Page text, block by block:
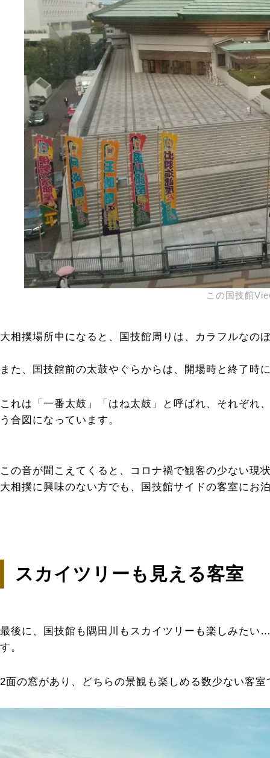
この国技館
大相撲場所中になると、国技館周りは、カラフルなの
また、国技館前の太鼓やぐらからは、開場時と終了時
これは「一番太鼓」「はね太鼓」と呼ばれ、それぞれ
う合図になっています。
この音が聞こえてくると、コロナ禍で観客の少ない現
大相撲に興味のない方でも、国技館サイドの客室にお
スカイツリーも見える客室
最後に、国技館も隅田川もスカイツリーも楽しみた
す。
2面の窓があり、どちらの景観も楽しめる数少ない客室